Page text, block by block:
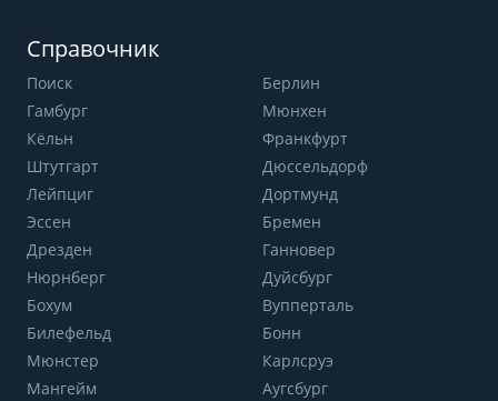
Справочник
Поиск
Берлин
Гамбург
Мюнхен
Кёльн
Франкфурт
Штутгарт
Дюссельдорф
Лейпциг
Дортмунд
Эссен
Бремен
Дрезден
Ганновер
Нюрнберг
Дуйсбург
Бохум
Вупперталь
Билефельд
Бонн
Мюнстер
Карлсруэ
Мангейм
Аугсбург